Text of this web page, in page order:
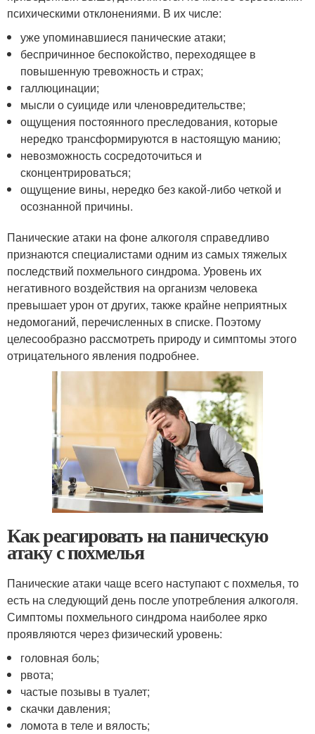
психическими отклонениями. В их числе:
уже упоминавшиеся панические атаки;
беспричинное беспокойство, переходящее в
повышенную тревожность и страх;
галлюцинации;
мысли о суициде или членовредительстве;
ощущения постоянного преследования, которые
нередко трансформируются в настоящую манию;
невозможность сосредоточиться и
сконцентрироваться;
ощущение вины, нередко без какой-либо четкой и
осознанной причины.
Панические атаки на фоне алкоголя справедливо
признаются специалистами одним из самых тяжелых
последствий похмельного синдрома. Уровень их
негативного воздействия на организм человека
превышает урон от других, также крайне неприятных
недомоганий, перечисленных в списке. Поэтому
целесообразно рассмотреть природу и симптомы этого
отрицательного явления подробнее.
Как реагировать на паническую
атаку с похмелья
Панические атаки чаще всего наступают с похмелья, то
есть на следующий день после употребления алкоголя.
Симптомы похмельного синдрома наиболее ярко
проявляются через физический уровень:
головная боль;
рвота;
частые позывы в туалет;
скачки давления;
ломота в теле и вялость;